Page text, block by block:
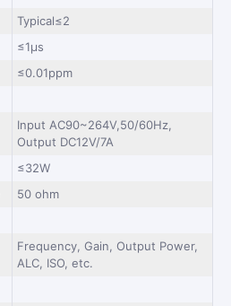
Typical≤2
≤1μs
≤0.01ppm
Input AC90~264V,50/60Hz,
Output DC12V/7A
≤32W
50 ohm
Frequency, Gain, Output Power,
ALC, ISO, etc.